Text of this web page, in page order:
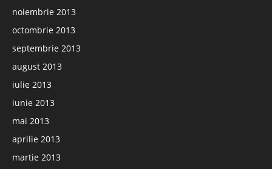
noiembrie 2013
octombrie 2013
septembrie 2013
august 2013
iulie 2013
iunie 2013
mai 2013
aprilie 2013
martie 2013